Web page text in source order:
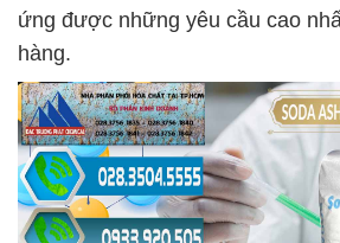
ứng được những yêu cầu cao
hàng.